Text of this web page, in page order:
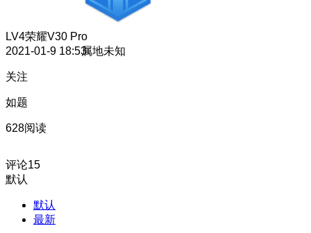
LV4荣耀V30 Pro
2021-01-9 18:53属地未知
关注
如题
628阅读
评论15
默认
默认
最新